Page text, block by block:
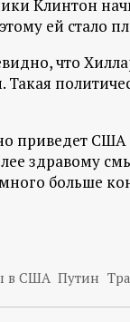
Клинтон
ей стало
что
Такая
приведет
здравому
больше
в США Путин